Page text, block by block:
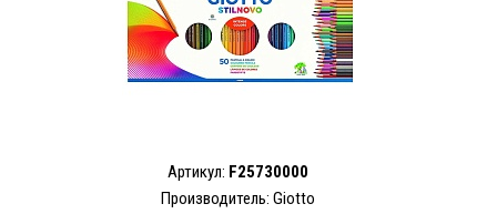
Артикул: F25730000
Производитель: Giotto